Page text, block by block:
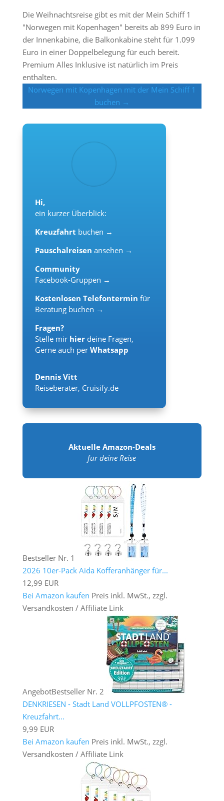
Die Weihnachtsreise gibt es mit der Mein Schiff 1
"Norwegen mit Kopenhagen" bereits ab 899 Euro in
der Innenkabine, die Balkonkabine steht für 1.099
Euro in einer Doppelbelegung für euch bereit.
Premium Alles Inklusive ist natürlich im Preis
enthalten.
Norwegen mit Kopenhagen mit der Mein Schiff 1
buchen →
Hi,
ein kurzer Überblick:
Kreuzfahrt buchen →
Pauschalreisen ansehen →
Community
Facebook-Gruppen →
Kostenlosen Telefontermin für
Beratung buchen →
Fragen?
Stelle mir hier deine Fragen,
Gerne auch per Whatsapp
Dennis Vitt
Reiseberater, Cruisify.de
Aktuelle Amazon-Deals
für deine Reise
Bestseller Nr. 1
2026 10er-Pack Aida Kofferanhänger für...
12,99 EUR
Bei Amazon kaufen Preis inkl. MwSt., zzgl.
Versandkosten / Affiliate Link
AngebotBestseller Nr. 2
DENKRIESEN - Stadt Land VOLLPFOSTEN® -
Kreuzfahrt...
9,99 EUR
Bei Amazon kaufen Preis inkl. MwSt., zzgl.
Versandkosten / Affiliate Link